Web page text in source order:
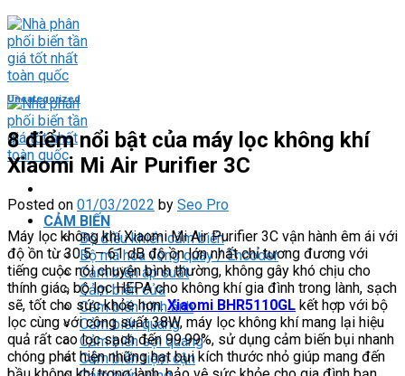
Skip
to
content
CẢM BIẾN
Bộ điều khiển cảm biến
Bộ mã hóa vòng quay / Encoder
Cảm biến áp suất
Cảm biến cửa
Cảm biến hình ảnh
Cảm biến quang
Cảm biến sợi quang
Cảm biến tiệm cận
Uncategorized
8 điểm nổi bật của máy lọc không khí
Xiaomi Mi Air Purifier 3C
Posted on 01/03/2022 by Seo Pro
Máy lọc không khí Xiaomi Mi Air Purifier 3C vận hành êm ái với
độ ồn từ 30.5 – 61 dB độ ồn lớn nhất chỉ tương đương với
tiếng cuộc nói chuyện bình thường, không gây khó chịu cho
thính giác, bộ lọc HEPA cho không khí gia đình trong lành, sạch
sẽ, tốt cho sức khỏe hơn.Xiaomi BHR5110GL kết hợp với bộ
lọc cùng với công suất 38W, máy lọc không khí mang lại hiệu
quả rất cao lọc sạch đến 99.99%, sử dụng cảm biến bụi nhanh
chóng phát hiện những hạt bụi kích thước nhỏ giúp mang đến